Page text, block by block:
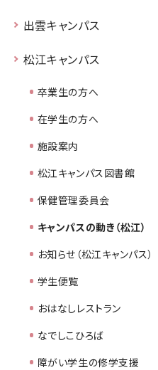
出雲キャンパス
松江キャンパス
卒業生の方へ
在学生の方へ
施設案内
松江キャンパス図書館
保健管理委員会
キャンパスの動き（松江）
お知らせ（松江キャンパス）
学生便覧
おはなしレストラン
なでしこひろば
障がい学生の修学支援